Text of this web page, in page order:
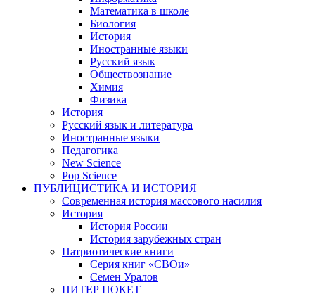
Математика в школе
Биология
История
Иностранные языки
Русский язык
Обществознание
Химия
Физика
История
Русский язык и литература
Иностранные языки
Педагогика
New Science
Pop Science
ПУБЛИЦИСТИКА И ИСТОРИЯ
Современная история массового насилия
История
История России
История зарубежных стран
Патриотические книги
Серия книг «СВОи»
Семен Уралов
ПИТЕР ПОКЕТ